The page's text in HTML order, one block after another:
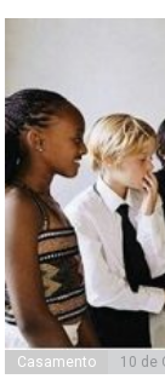
Casamento 10 de